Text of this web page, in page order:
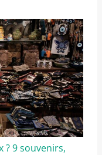
? 9 souvenirs,